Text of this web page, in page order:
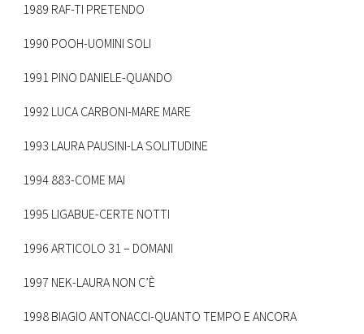
1989 RAF-TI PRETENDO
1990 POOH-UOMINI SOLI
1991 PINO DANIELE-QUANDO
1992 LUCA CARBONI-MARE MARE
1993 LAURA PAUSINI-LA SOLITUDINE
1994 883-COME MAI
1995 LIGABUE-CERTE NOTTI
1996 ARTICOLO 31 – DOMANI
1997 NEK-LAURA NON C’È
1998 BIAGIO ANTONACCI-QUANTO TEMPO E ANCORA